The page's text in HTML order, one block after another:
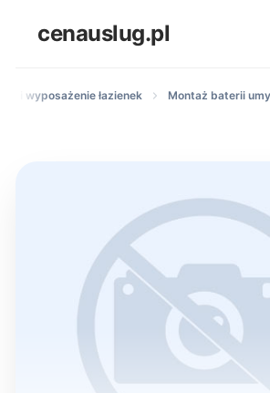
cenauslug.pl
i wyposażenie łazienek Montaż baterii